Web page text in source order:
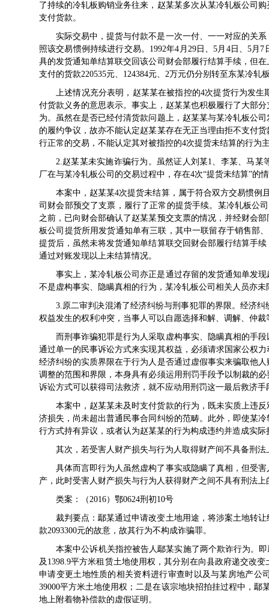
了持续的冷轧板购销业务往来，赵某某多次从某冷轧板公司
支付货款。
实际交易中，提货与付款不是一次一付、一一对应的关
照该交易惯例持续进行交易。1992年4月29日、5月4日、5
具的发货通知单结算联交回该公司财会部履行结算手续，但
支付的货款220535元、124384元、2万元仍分别转至东某冷轧
上述情况充分表明，赵某某在被指控的4次提货行为发
付货款义务的意思表示。事实上，赵某某也积极履行了大部
为。虽然在是否已经付清货款问题上，赵某某与某冷轧板公
的履约争议，故亦不能认定赵某某存在无正当理由拒不支付
行正常的交易，不能认定其对被指控的4次提货未结算的行为
2.赵某某未实施诈骗行为。虽然证人刘某1、李某、马
厂在与某冷轧板公司的交易过程中，存在4次“提货未结算”的
本案中，赵某某4次提货未结算，属于符合双方交易惯例
司财会部预交了支票，履行了正常的提货手续。某冷轧板公
之前，已向财会部确认了赵某某预交支票的情况，并经财会
板公司提货所用发货通知单有三联，其中一联留存于销售部
提货后，虽然未将发货通知单结算联交回财会部履行结算手
通过对账发现以上未结算情况。
事实上，某冷轧板公司亦正是通过存留的发货通知单发
不是虚构事实、隐瞒真相的行为，某冷轧板公司相关人员亦
3.原二审判决混淆了经济纠纷与刑事犯罪的界限。经济
权益发生的权利冲突，当事人可以自愿选择和解、调解、仲
而刑事诈骗犯罪是行为人采取虚构事实、隐瞒真相的手
通过单一的民事诉讼方式来实现其权益，必须请求国家公权
经济纠纷的实质界限在于行为人是否通过虚假事实来骗取他
调整的范围和界限，本身具有必须运用刑罚手段予以制裁的
诉讼方式可以获得司法救济，就不应动用刑罚这一最后救济手
本案中，赵某某未及时支付货款的行为，既未实质上违
济损失，尚未超出普通民事合同纠纷的范畴。此外，即使某
行方式持有异议，或者认为赵某某的行为构成违约并造成实
其次，若受害人财产损失与行为人取得财产间不具备刑
具体而言即行为人虽然虚构了事实或隐瞒了真相，但受
产，此时受害人财产损失与行为人获得财产之间不具有刑法
类案：（2016）鄂0624刑初10号
裁判要点：鄢某通过申请改变土地用途，将涉案土地转
款2093300元的故意，故其行为不构成诈骗罪。
本案中公诉机关指控被告人鄢某实施了两个欺诈行为。
及1398.9平方米租赁土地使用权，其分别在向县政府递交改
申请变更土地性质的相关资料进行审查时以及与某房地产
39000平方米土地使用权；二是在该宗地块招拍挂过程中，
地上附着物补偿款的虚假证明。